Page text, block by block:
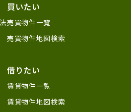
買いたい
売買物件一覧
売買物件地図検索
借りたい
賃貸物件一覧
賃貸物件地図検索